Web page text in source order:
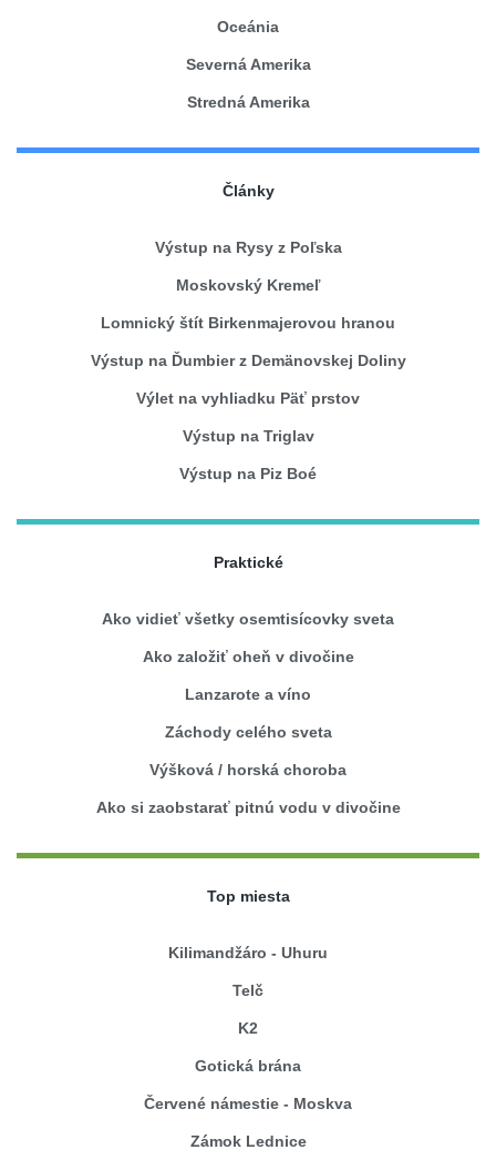
Oceánia
Severná Amerika
Stredná Amerika
Články
Výstup na Rysy z Poľska
Moskovský Kremeľ
Lomnický štít Birkenmajerovou hranou
Výstup na Ďumbier z Demänovskej Doliny
Výlet na vyhliadku Päť prstov
Výstup na Triglav
Výstup na Piz Boé
Praktické
Ako vidieť všetky osemtisícovky sveta
Ako založiť oheň v divočine
Lanzarote a víno
Záchody celého sveta
Výšková / horská choroba
Ako si zaobstarať pitnú vodu v divočine
Top miesta
Kilimandžáro - Uhuru
Telč
K2
Gotická brána
Červené námestie - Moskva
Zámok Lednice